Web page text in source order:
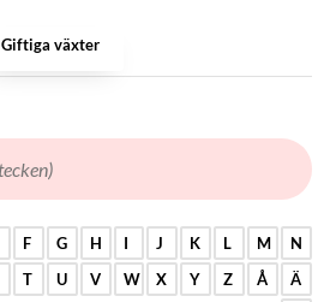
Giftiga växter
F G H I J K L M
N
T U V W X Y Z Å
Ä